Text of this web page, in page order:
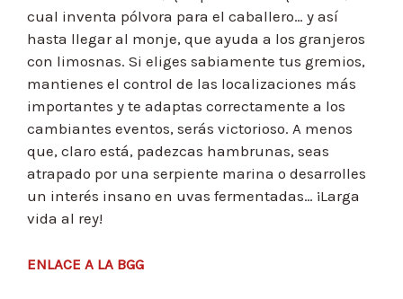
cual inventa pólvora para el caballero… y así
hasta llegar al monje, que ayuda a los granjeros
con limosnas. Si eliges sabiamente tus gremios,
mantienes el control de las localizaciones más
importantes y te adaptas correctamente a los
cambiantes eventos, serás victorioso. A menos
que, claro está, padezcas hambrunas, seas
atrapado por una serpiente marina o desarrolles
un interés insano en uvas fermentadas… ¡Larga
vida al rey!
ENLACE A LA BGG